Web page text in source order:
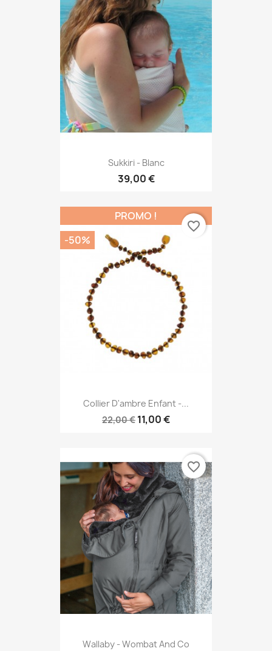
Sukkiri - Blanc
39,00 €
Collier D'ambre Enfant -...
22,00 € 11,00 €
PROMO !
-50%
favorite_border
Wallaby - Wombat And Co
favorite_border